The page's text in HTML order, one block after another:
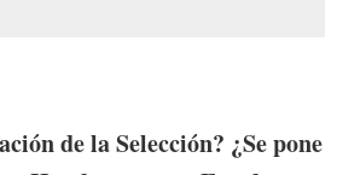
de la Selección? ¿Se pone